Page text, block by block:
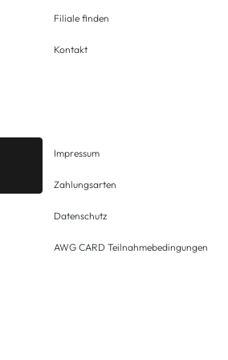
Filiale finden
Kontakt
Impressum
Zahlungsarten
Datenschutz
AWG CARD Teilnahmebedingungen